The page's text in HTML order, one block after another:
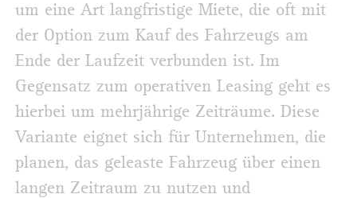
um eine Art langfristige Miete, die oft mit
der Option zum Kauf des Fahrzeugs am
Ende der Laufzeit verbunden ist. Im
Gegensatz zum operativen Leasing geht es
hierbei um mehrjährige Zeiträume. Diese
Variante eignet sich für Unternehmen, die
planen, das geleaste Fahrzeug über einen
langen Zeitraum zu nutzen und